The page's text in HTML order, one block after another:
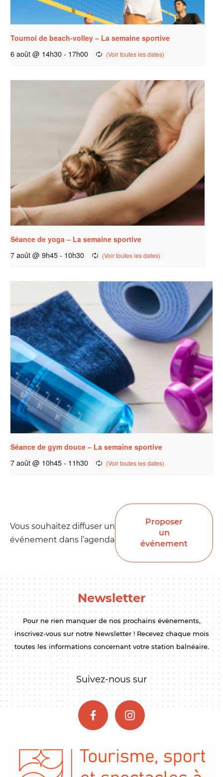
Tournoi de beach-volley – La semaine sportive
6 août @ 14h30- 17h00
Séance de yoga – La semaine sportive
7 août @ 9h45- 10h30
Séance de gym douce – La semaine sportive
7 août @ 10h45- 11h30
Vous souhaitez diffuser un
événement dans l’agenda
Proposer
un
événement
Newsletter
Pour ne rien manquer de nos prochains évènements,
inscrivez-vous sur notre Newsletter ! Recevez chaque mois
toutes les informations concernant votre station balnéaire.
Suivez-nous sur